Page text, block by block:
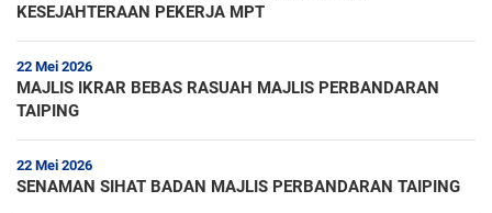
KESEJAHTERAAN PEKERJA MPT
22 Mei 2026
MAJLIS IKRAR BEBAS RASUAH MAJLIS PERBANDARAN
TAIPING
22 Mei 2026
SENAMAN SIHAT BADAN MAJLIS PERBANDARAN TAIPING